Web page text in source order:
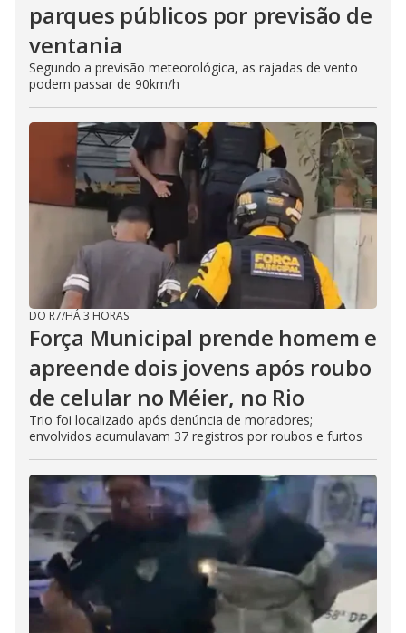
parques públicos por previsão de
ventania
Segundo a previsão meteorológica, as rajadas de vento
podem passar de 90km/h
DO R7/HÁ 3 HORAS
Força Municipal prende homem e
apreende dois jovens após roubo
de celular no Méier, no Rio
Trio foi localizado após denúncia de moradores;
envolvidos acumulavam 37 registros por roubos e furtos